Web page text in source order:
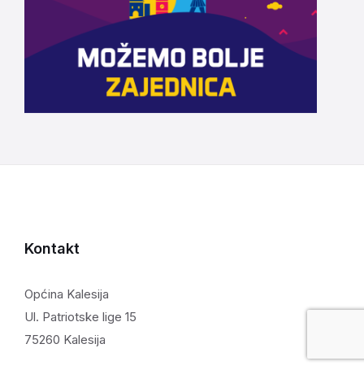
Kontakt
Općina Kalesija
Ul. Patriotske lige 15
75260 Kalesija